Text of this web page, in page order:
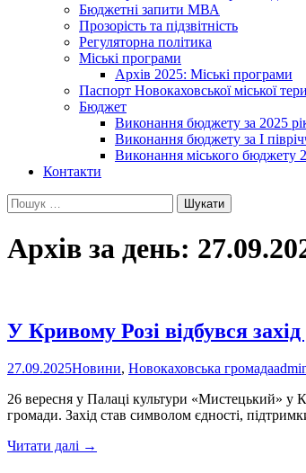
Бюджетні запити МВА
Прозорість та підзвітність
Регуляторна політика
Міські програми
Архів 2025: Міські програми
Паспорт Новокаховської міської
Бюджет
Виконання бюджету за 2025
Виконання бюджету за І
Виконання міського бюджету
Контакти
Пошук:
Архів за день:
У Кривому Розі відбувся
27.09.2025Новини, Новокаховська громада
26 вересня у Палаці культури «Мистецький» у
громади. Захід став символом єдності,
Читати далі У
→